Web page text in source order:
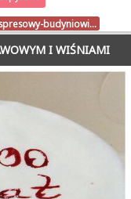
budyniowi…
I WIŚNIAMI